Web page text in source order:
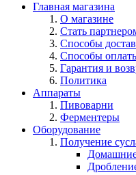
Главная магазина
О магазине
Стать
Способы
Способы
Гарантия и
Политика
Аппараты
Пивоварни
Ферментеры
Оборудование
Получение